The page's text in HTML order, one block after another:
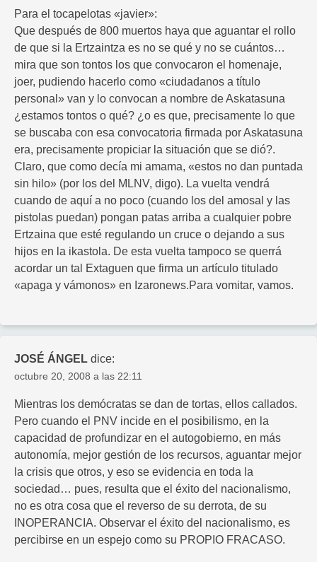
Para el tocapelotas «javier»:
Que después de 800 muertos haya que aguantar el rollo
de que si la Ertzaintza es no se qué y no se cuántos…
mira que son tontos los que convocaron el homenaje,
joer, pudiendo hacerlo como «ciudadanos a título
personal» van y lo convocan a nombre de Askatasuna
¿estamos tontos o qué? ¿o es que, precisamente lo que
se buscaba con esa convocatoria firmada por Askatasuna
era, precisamente propiciar la situación que se dió?.
Claro, que como decía mi amama, «estos no dan puntada
sin hilo» (por los del MLNV, digo). La vuelta vendrá
cuando de aquí a no poco (cuando los del amosal y las
pistolas puedan) pongan patas arriba a cualquier pobre
Ertzaina que esté regulando un cruce o dejando a sus
hijos en la ikastola. De esta vuelta tampoco se querrá
acordar un tal Extaguen que firma un artículo titulado
«apaga y vámonos» en Izaronews.Para vomitar, vamos.
JOSÉ ÁNGEL dice:
octubre 20, 2008 a las 22:11
Mientras los demócratas se dan de tortas, ellos callados.
Pero cuando el PNV incide en el posibilismo, en la
capacidad de profundizar en el autogobierno, en más
autonomía, mejor gestión de los recursos, aguantar mejor
la crisis que otros, y eso se evidencia en toda la
sociedad… pues, resulta que el éxito del nacionalismo,
no es otra cosa que el reverso de su derrota, de su
INOPERANCIA. Observar el éxito del nacionalismo, es
percibirse en un espejo como su PROPIO FRACASO.